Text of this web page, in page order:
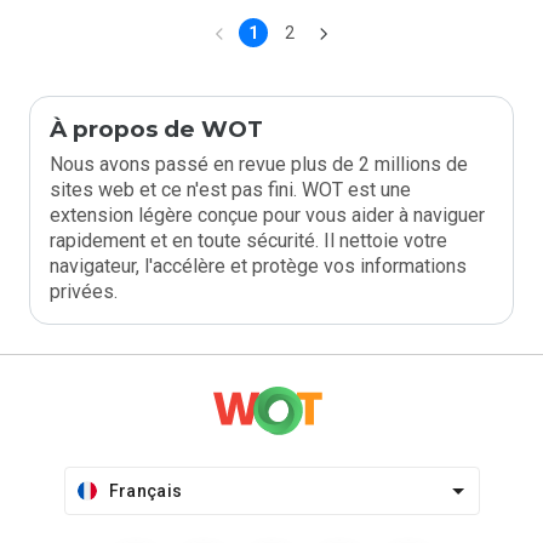
1 2
À propos de WOT
Nous avons passé en revue plus de 2 millions de
sites web et ce n'est pas fini. WOT est une
extension légère conçue pour vous aider à naviguer
rapidement et en toute sécurité. Il nettoie votre
navigateur, l'accélère et protège vos informations
privées.
Français